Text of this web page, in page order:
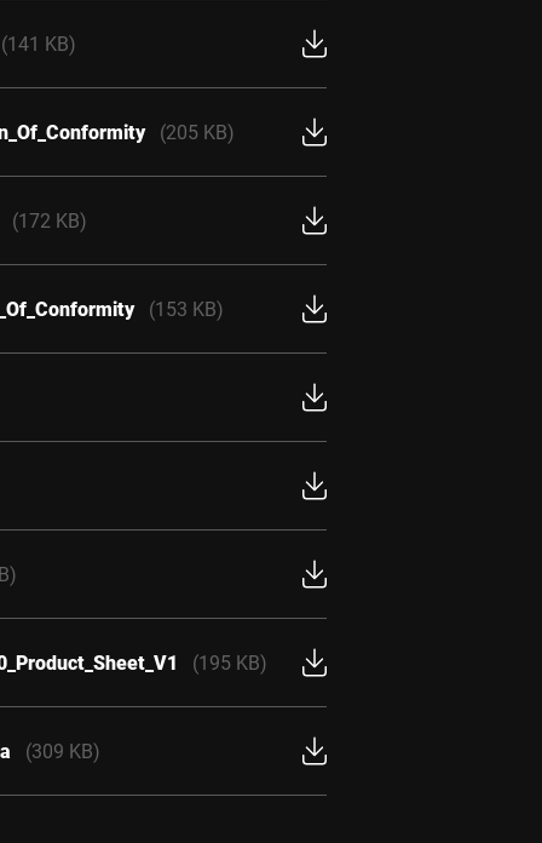
(141 KB)
(205 KB)
(172 KB)
(153 KB)
(195 KB)
(309 KB)